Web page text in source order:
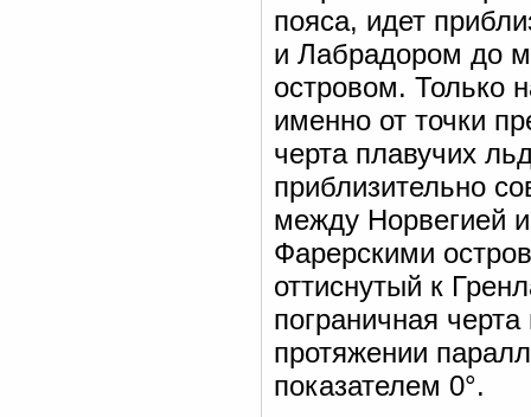
пояса, идет
и Лабрадором до
островом. Только
именно от точки
черта плавучих
приблизительно
между Норвегией
Фарерскими
оттиснутый к
пограничная
протяжении
показателем 0°.